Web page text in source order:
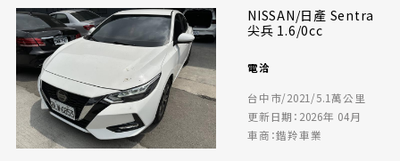
NISSAN/日產 Sentra
尖兵 1.6/0cc
電洽
台中市/2021/5.1萬公里
更新日期：2026年 04月
車商：鍇羚車業